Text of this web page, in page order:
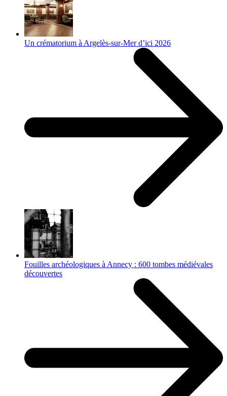
Un crématorium à Argelès-sur-Mer d’ici 2026
Fouilles archéologiques à Annecy : 600 tombes médiévales
découvertes